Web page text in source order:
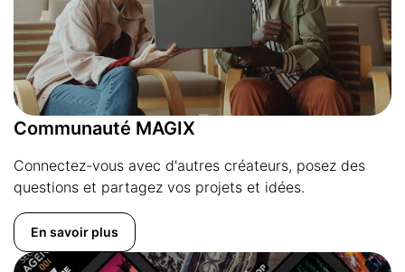
Communauté MAGIX
Connectez-vous avec d'autres créateurs, posez des
questions et partagez vos projets et idées.
En savoir plus